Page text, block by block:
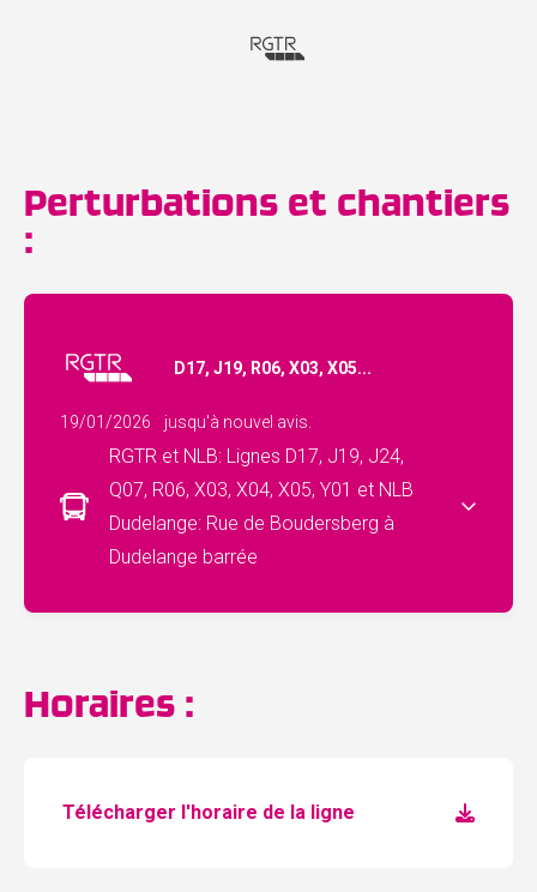
Perturbations et chantiers
:
D17, J19, R06, X03, X05...
19/01/2026 jusqu'à nouvel avis.
RGTR et NLB: Lignes D17, J19, J24,
Q07, R06, X03, X04, X05, Y01 et NLB
Dudelange: Rue de Boudersberg à
Dudelange barrée
Horaires :
Télécharger l'horaire de la ligne